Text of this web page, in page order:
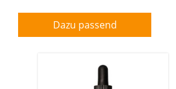
Dazu passend